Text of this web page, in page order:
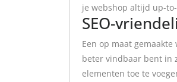
je webshop altijd up-
SEO-
Een op maat
beter vindbaar bent in
elementen toe te